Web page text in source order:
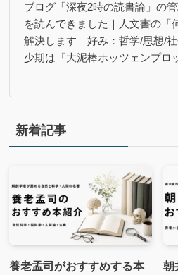
ブログ「深夜2時の読書論」の
を読んできました｜人文書の「
解決します｜好み：哲学/思想/
少期は『大泥棒ホッツェンプロ
新着記事
養老孟司がおすすめする本
朝